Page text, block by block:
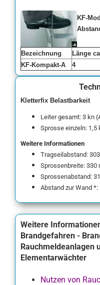
KF-
Bezeichnung Länge
KF-Kompakt-A
4
Kletterfix Belastbarkeit
Leiter gesamt: 3 kn
Sprosse einzeln: 1,5
Weitere Informationen
Tragseilabstand:
Sprossenbreite: 330
Sprossenabstand:
Abstand zur Wand
Weitere
Brandgefahren -
Rauchmeldeanlagen
Elementarwächter
Nutzen von